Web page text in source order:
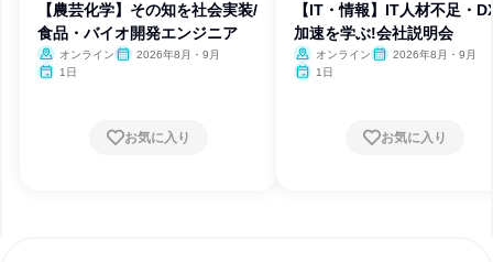
【農芸化学】その知を社会実装/
食品・バイオ開発エンジニア
オンライン
2026年8月・9月
1日
お気に入り
【IT・情報】IT人材不足・
加速を学ぶ!会社説明会
オンライン
2026年8月・9月
1日
お気に入り